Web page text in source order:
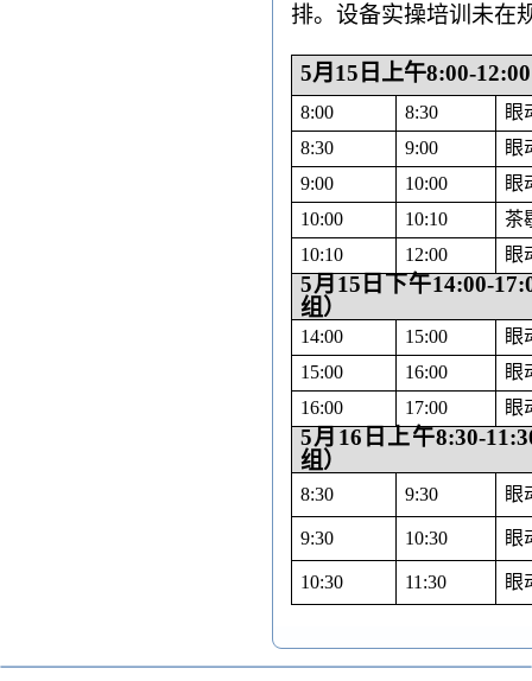
排。设备实操培训未在
5月 15 日上午8:00-12:00
8:00 8:30
眼
8:30
9:00
眼
9:00
10:00
眼
10:00
10:10
茶
10:10
12:00 眼
5月 15 日下午14:00-
组）
14:00 15:00
眼
15:00
16:00
眼
16:00
17:00 眼
5月 16 日上午8:30-
组）
8:30 9:30 眼
9:30 10:30 眼
10:30 11:30 眼